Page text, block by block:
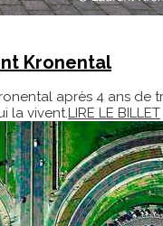
Kronental
après 4 ans de
la vivent. LIRE LE BILLET